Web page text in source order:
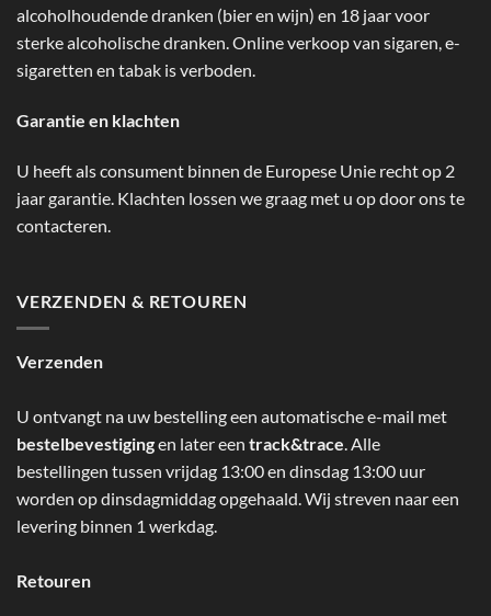
alcoholhoudende dranken (bier en wijn) en 18 jaar voor
sterke alcoholische dranken. Online verkoop van sigaren, e-
sigaretten en tabak is verboden.
Garantie en klachten
U heeft als consument binnen de Europese Unie recht op 2
jaar garantie. Klachten lossen we graag met u op door ons te
contacteren.
VERZENDEN & RETOUREN
Verzenden
U ontvangt na uw bestelling een automatische e-mail met
bestelbevestigingen later een track&trace. Alle
bestellingen tussen vrijdag 13:00 en dinsdag 13:00 uur
worden op dinsdagmiddag opgehaald. Wij streven naar een
levering binnen 1 werkdag.
Retouren